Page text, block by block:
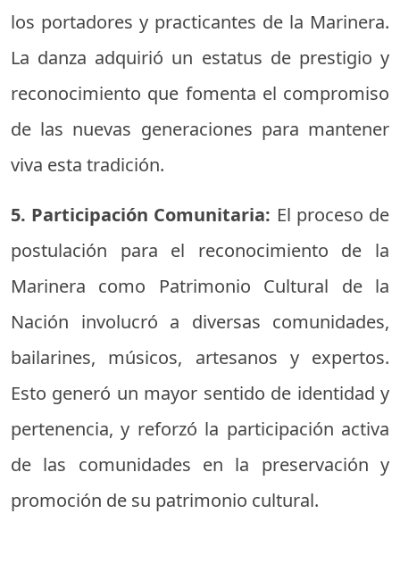
los portadores y practicantes de la Marinera.
La danza adquirió un estatus de prestigio y
reconocimiento que fomenta el compromiso
de las nuevas generaciones para mantener
viva esta tradición.
5. Participación Comunitaria: El proceso de
postulación para el reconocimiento de la
Marinera como Patrimonio Cultural de la
Nación involucró a diversas comunidades,
bailarines, músicos, artesanos y expertos.
Esto generó un mayor sentido de identidad y
pertenencia, y reforzó la participación activa
de las comunidades en la preservación y
promoción de su patrimonio cultural.